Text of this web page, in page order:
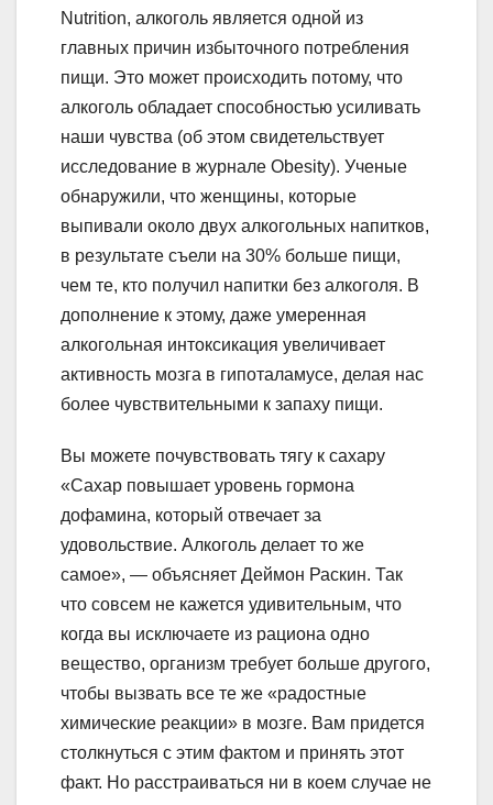
Nutrition, алкоголь является одной из
главных причин избыточного потребления
пищи. Это может происходить потому, что
алкоголь обладает способностью усиливать
наши чувства (об этом свидетельствует
исследование в журнале Obesity). Ученые
обнаружили, что женщины, которые
выпивали около двух алкогольных напитков,
в результате съели на 30% больше пищи,
чем те, кто получил напитки без алкоголя. В
дополнение к этому, даже умеренная
алкогольная интоксикация увеличивает
активность мозга в гипоталамусе, делая нас
более чувствительными к запаху пищи.
Вы можете почувствовать тягу к сахару
«Сахар повышает уровень гормона
дофамина, который отвечает за
удовольствие. Алкоголь делает то же
самое», — объясняет Деймон Раскин. Так
что совсем не кажется удивительным, что
когда вы исключаете из рациона одно
вещество, организм требует больше другого,
чтобы вызвать все те же «радостные
химические реакции» в мозге. Вам придется
столкнуться с этим фактом и принять этот
факт. Но расстраиваться ни в коем случае не